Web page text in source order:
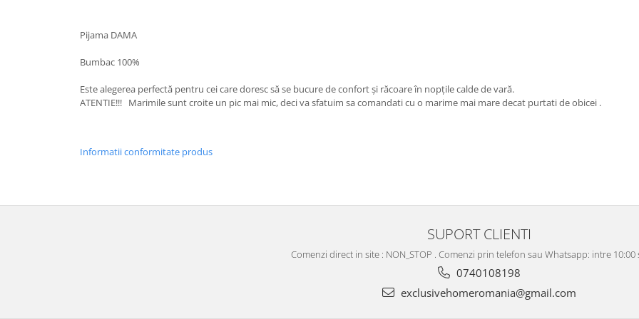
Pijama DAMA
Bumbac 100%
Este alegerea perfectă pentru cei care doresc să se bucure de confort și răcoare în nopțile calde de vară.
ATENTIE!!! Marimile sunt croite un pic mai mic, deci va sfatuim sa comandati cu o marime mai mare decat purtati de obicei .
Informatii conformitate produs
SUPORT CLIENTI
Comenzi direct in site : NON_STOP . Comenzi prin telefon sau Whatsapp: intre 10:00
0740108198
exclusivehomeromania@gmail.com